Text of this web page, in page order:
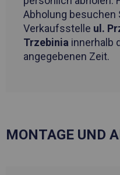
Abholung besuchen
Verkaufsstelle ul.
Trzebinia innerhalb
angegebenen Zeit.
MONTAGE UND